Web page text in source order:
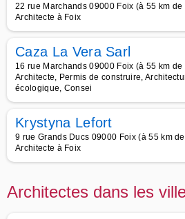
22 rue Marchands 09000 Foix (à 55 km de
Architecte à Foix
Caza La Vera Sarl
16 rue Marchands 09000 Foix (à 55 km
Architecte, Permis de construire,
écologique, Consei
Krystyna Lefort
9 rue Grands Ducs 09000 Foix (à 55 km
Architecte à Foix
Architectes dans les